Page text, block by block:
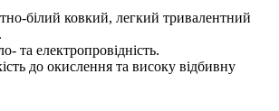
білий ковкий, легкий тривалентний
та електропровідність.
до окислення та високу відбивну